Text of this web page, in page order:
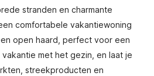
stranden en charmante
comfortabele vakantiewoning
open haard, perfect voor een
met het gezin, en laat je
streekproducten en